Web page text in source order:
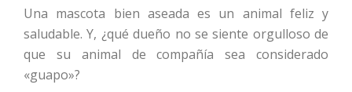
Una mascota bien aseada es un animal feliz y
saludable. Y, ¿qué dueño no se siente orgulloso de
que su animal de compañía sea considerado
«guapo»?